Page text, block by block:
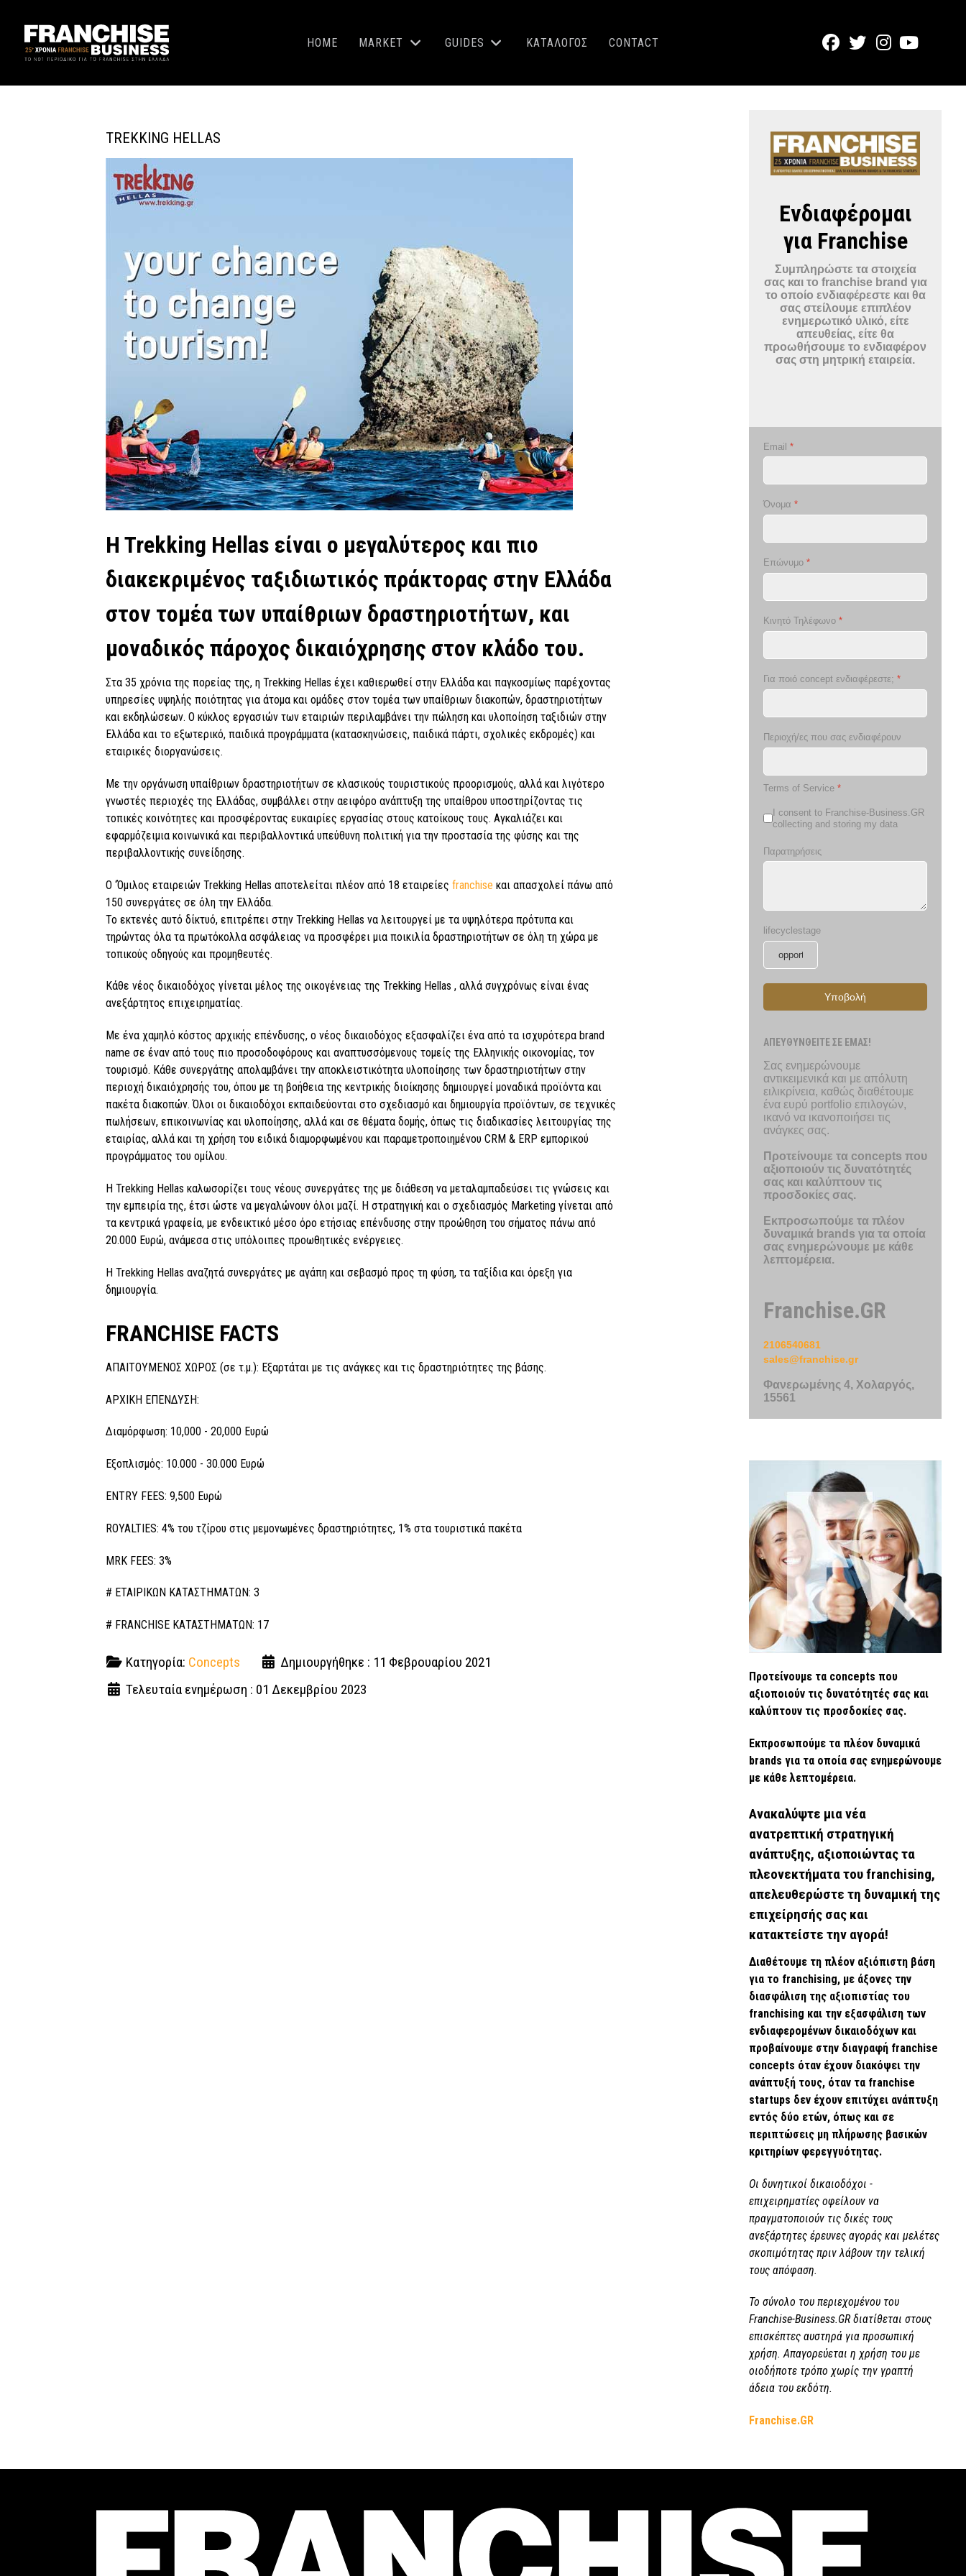
HOME MARKET GUIDES ΚΑΤΑΛΟΓΟΣ CONTACT
TREKKING HELLAS
H Trekking Hellas είναι ο μεγαλύτερος και πιο
διακεκριμένος ταξιδιωτικός πράκτορας στην Ελλάδα
στον τομέα των υπαίθριων δραστηριοτήτων, και
μοναδικός πάροχος δικαιόχρησης στον κλάδο του.
Στα 35 χρόνια της πορείας της, η Trekking Hellas έχει καθιερωθεί στην Ελλάδα και παγκοσμίως παρέχοντας
υπηρεσίες υψηλής ποιότητας για άτομα και ομάδες στον τομέα των υπαίθριων διακοπών, δραστηριοτήτων
και εκδηλώσεων. Ο κύκλος εργασιών των εταιριών περιλαμβάνει την πώληση και υλοποίηση ταξιδιών στην
Ελλάδα και το εξωτερικό, παιδικά προγράμματα (κατασκηνώσεις, παιδικά πάρτι, σχολικές εκδρομές) και
εταιρικές διοργανώσεις.
Με την οργάνωση υπαίθριων δραστηριοτήτων σε κλασικούς τουριστικούς προορισμούς, αλλά και λιγότερο
γνωστές περιοχές της Ελλάδας, συμβάλλει στην αειφόρο ανάπτυξη της υπαίθρου υποστηρίζοντας τις
τοπικές κοινότητες και προσφέροντας ευκαιρίες εργασίας στους κατοίκους τους. Αγκαλιάζει και
εφαρμόζειμια κοινωνικά και περιβαλλοντικά υπεύθυνη πολιτική για την προστασία της φύσης και της
περιβαλλοντικής συνείδησης.
Ο ‘Όμιλος εταιρειών Trekking Hellas αποτελείται πλέον από 18 εταιρείες franchise και απασχολεί πάνω από
150 συνεργάτες σε όλη την Ελλάδα.
Το εκτενές αυτό δίκτυό, επιτρέπει στην Trekking Hellas να λειτουργεί με τα υψηλότερα πρότυπα και
τηρώντας όλα τα πρωτόκολλα ασφάλειας να προσφέρει μια ποικιλία δραστηριοτήτων σε όλη τη χώρα με
τοπικούς οδηγούς και προμηθευτές.
Κάθε νέος δικαιοδόχος γίνεται μέλος της οικογένειας της Trekking Hellas , αλλά συγχρόνως είναι ένας
ανεξάρτητος επιχειρηματίας.
Με ένα χαμηλό κόστος αρχικής επένδυσης, ο νέος δικαιοδόχος εξασφαλίζει ένα από τα ισχυρότερα brand
name σε έναν από τους πιο προσοδοφόρους και αναπτυσσόμενους τομείς της Ελληνικής οικονομίας, τον
τουρισμό. Κάθε συνεργάτης απολαμβάνει την αποκλειστικότητα υλοποίησης των δραστηριοτήτων στην
περιοχή δικαιόχρησής του, όπου με τη βοήθεια της κεντρικής διοίκησης δημιουργεί μοναδικά προϊόντα και
πακέτα διακοπών. Όλοι οι δικαιοδόχοι εκπαιδεύονται στο σχεδιασμό και δημιουργία προϊόντων, σε τεχνικές
πωλήσεων, επικοινωνίας και υλοποίησης, αλλά και σε θέματα δομής, όπως τις διαδικασίες λειτουργίας της
εταιρίας, αλλά και τη χρήση του ειδικά διαμορφωμένου και παραμετροποιημένου CRM & ERP εμπορικού
προγράμματος του ομίλου.
Η Trekking Hellas καλωσορίζει τους νέους συνεργάτες της με διάθεση να μεταλαμπαδεύσει τις γνώσεις και
την εμπειρία της, έτσι ώστε να μεγαλώνουν όλοι μαζί. Η στρατηγική και ο σχεδιασμός Marketing γίνεται από
τα κεντρικά γραφεία, με ενδεικτικό μέσο όρο ετήσιας επένδυσης στην προώθηση του σήματος πάνω από
20.000 Ευρώ, ανάμεσα στις υπόλοιπες προωθητικές ενέργειες.
Η Trekking Hellas αναζητά συνεργάτες με αγάπη και σεβασμό προς τη φύση, τα ταξίδια και όρεξη για
δημιουργία.
FRANCHISE FACTS
ΑΠΑΙΤΟΥΜΕΝΟΣ ΧΩΡΟΣ (σε τ.μ.): Εξαρτάται με τις ανάγκες και τις δραστηριότητες της βάσης.
ΑΡΧΙΚΗ ΕΠΕΝΔΥΣΗ:
Διαμόρφωση: 10,000 - 20,000 Ευρώ
Εξοπλισμός: 10.000 - 30.000 Ευρώ
ENTRY FEES: 9,500 Ευρώ
ROYALTIES: 4% του τζίρου στις μεμονωμένες δραστηριότητες, 1% στα τουριστικά πακέτα
MRK FEES: 3%
# ΕΤΑΙΡΙΚΩΝ ΚΑΤΑΣΤΗΜΑΤΩΝ: 3
# FRANCHISE ΚΑΤΑΣΤΗΜΑΤΩΝ: 17
Κατηγορία: Concepts
Δημιουργήθηκε : 11 Φεβρουαρίου 2021
Τελευταία ενημέρωση : 01 Δεκεμβρίου 2023
Ενδιαφέρομαι
για Franchise
Συμπληρώστε τα στοιχεία
σας και το franchise brand για
το οποίο ενδιαφέρεστε και θα
σας στείλουμε επιπλέον
ενημερωτικό υλικό, είτε
απευθείας, είτε θα
προωθήσουμε το ενδιαφέρον
σας στη μητρική εταιρεία.
Email *
Όνομα *
Επώνυμο *
Κινητό Τηλέφωνο *
Για ποιό concept ενδιαφέρεστε; *
Περιοχή/ες που σας ενδιαφέρουν
Terms of Service *
I consent to Franchise-Business.GR
collecting and storing my data
Παρατηρήσεις
lifecyclestage
Υποβολή
ΑΠΕΥΘΥΝΘΕΙΤΕ ΣΕ ΕΜΑΣ!
Σας ενημερώνουμε
αντικειμενικά και με απόλυτη
ειλικρίνεια, καθώς διαθέτουμε
ένα ευρύ portfolio επιλογών,
ικανό να ικανοποιήσει τις
ανάγκες σας.
Προτείνουμε τα concepts που
αξιοποιούν τις δυνατότητές
σας και καλύπτουν τις
προσδοκίες σας.
Εκπροσωπούμε τα πλέον
δυναμικά brands για τα οποία
σας ενημερώνουμε με κάθε
λεπτομέρεια.
Franchise.GR
2106540681
sales@franchise.gr
Φανερωμένης 4, Χολαργός,
15561
Προτείνουμε τα concepts που
αξιοποιούν τις δυνατότητές σας και
καλύπτουν τις προσδοκίες σας.
Εκπροσωπούμε τα πλέον δυναμικά
brands για τα οποία σας ενημερώνουμε
με κάθε λεπτομέρεια.
Ανακαλύψτε μια νέα
ανατρεπτική στρατηγική
ανάπτυξης, αξιοποιώντας τα
πλεονεκτήματα του franchising,
απελευθερώστε τη δυναμική της
επιχείρησής σας και
κατακτείστε την αγορά!
Διαθέτουμε τη πλέον αξιόπιστη βάση
για το franchising, με άξονες την
διασφάλιση της αξιοπιστίας του
franchising και την εξασφάλιση των
ενδιαφερομένων δικαιοδόχων και
προβαίνουμε στην διαγραφή franchise
concepts όταν έχουν διακόψει την
ανάπτυξή τους, όταν τα franchise
startups δεν έχουν επιτύχει ανάπτυξη
εντός δύο ετών, όπως και σε
περιπτώσεις μη πλήρωσης βασικών
κριτηρίων φερεγγυότητας.
Οι δυνητικοί δικαιοδόχοι -
επιχειρηματίες οφείλουν να
πραγματοποιούν τις δικές τους
ανεξάρτητες έρευνες αγοράς και μελέτες
σκοπιμότητας πριν λάβουν την τελική
τους απόφαση.
Το σύνολο του περιεχομένου του
Franchise-Business.GR διατίθεται στους
επισκέπτες αυστηρά για προσωπική
χρήση. Απαγορεύεται η χρήση του με
οιοδήποτε τρόπο χωρίς την γραπτή
άδεια του εκδότη.
Franchise.GR